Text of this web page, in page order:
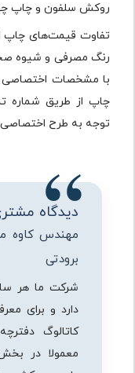
روکش سلفون و چاپ
تفاوت قیمت‌های چاپ
رنگ مصرفی و شیوه
با مشخصات اختصاصی
توجه به طرح اختصاصی
دیدگاه
مهندس کاوه
برودتی
شرکت ما هر
دارد و برای
کاتالوگ
معمولا در